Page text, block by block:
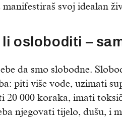
svoj idealan
li osloboditi –
da smo slobodne.
piti više vode, uzimati
20 000 koraka, imati
njegovati tijelo, dušu, i